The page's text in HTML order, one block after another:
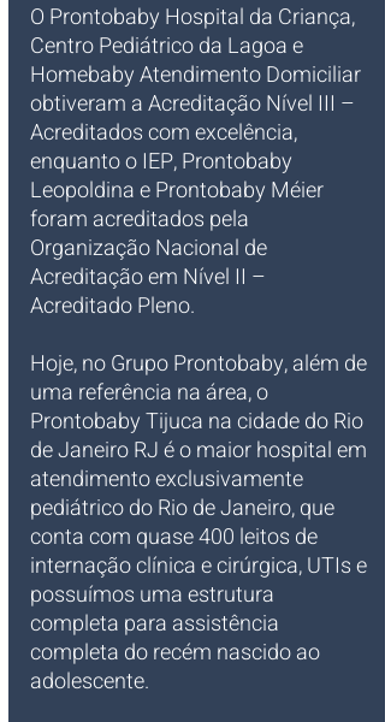
O Prontobaby Hospital da Criança,
Centro Pediátrico da Lagoa e
Homebaby Atendimento Domiciliar
obtiveram a Acreditação Nível III –
Acreditados com excelência,
enquanto o IEP, Prontobaby
Leopoldina e Prontobaby Méier
foram acreditados pela
Organização Nacional de
Acreditação em Nível II –
Acreditado Pleno.
Hoje, no Grupo Prontobaby, além de
uma referência na área, o
Prontobaby Tijuca na cidade do Rio
de Janeiro RJ é o maior hospital em
atendimento exclusivamente
pediátrico do Rio de Janeiro, que
conta com quase 400 leitos de
internação clínica e cirúrgica, UTIs e
possuímos uma estrutura
completa para assistência
completa do recém nascido ao
adolescente.